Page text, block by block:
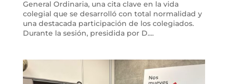
General Ordinaria, una cita clave en la vida
colegial que se desarrolló con total normalidad y
una destacada participación de los colegiados.
Durante la sesión, presidida por D....